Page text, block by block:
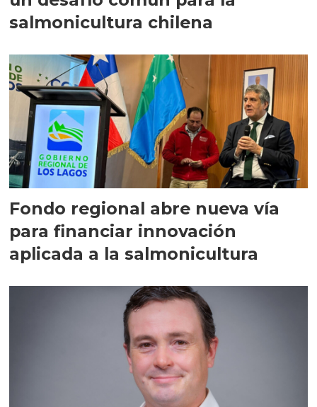
salmonicultura chilena
Fondo regional abre nueva vía
para financiar innovación
aplicada a la salmonicultura